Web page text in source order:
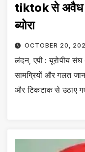
tiktok से अवैध
ब्योरा
OCTOBER 20,
लंदन, एपी : यूरोपीय
सामग्रियों और गलत
और टिकटाक से उठाए